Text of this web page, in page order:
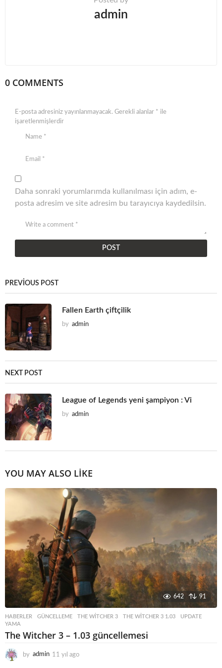
admin
0 COMMENTS
E-posta adresiniz yayınlanmayacak. Gerekli alanlar * ile
işaretlenmişlerdir
Daha sonraki yorumlarımda kullanılması için adım, e-
posta adresim ve site adresim bu tarayıcıya kaydedilsin.
PREVIOUS POST
Fallen Earth çiftçilik
by admin
NEXT POST
League of Legends yeni şampiyon : Vi
by admin
YOU MAY ALSO LIKE
642 91
HABERLER GÜNCELLEME THE WITCHER 3 THE WITCHER 3 1.03 ,UPDATE
YAMA
The Witcher 3 – 1.03 güncellemesi
by admin 11 yıl ago